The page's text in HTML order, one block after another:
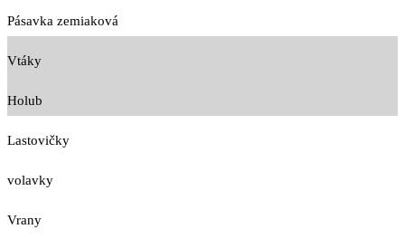
Pásavka zemiaková
Vtáky
Holub
Lastovičky
volavky
Vrany